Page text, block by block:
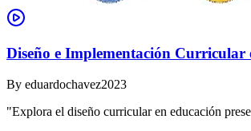
Diseño e Implementación Curricular
By eduardochavez2023
"Explora el diseño curricular en educación